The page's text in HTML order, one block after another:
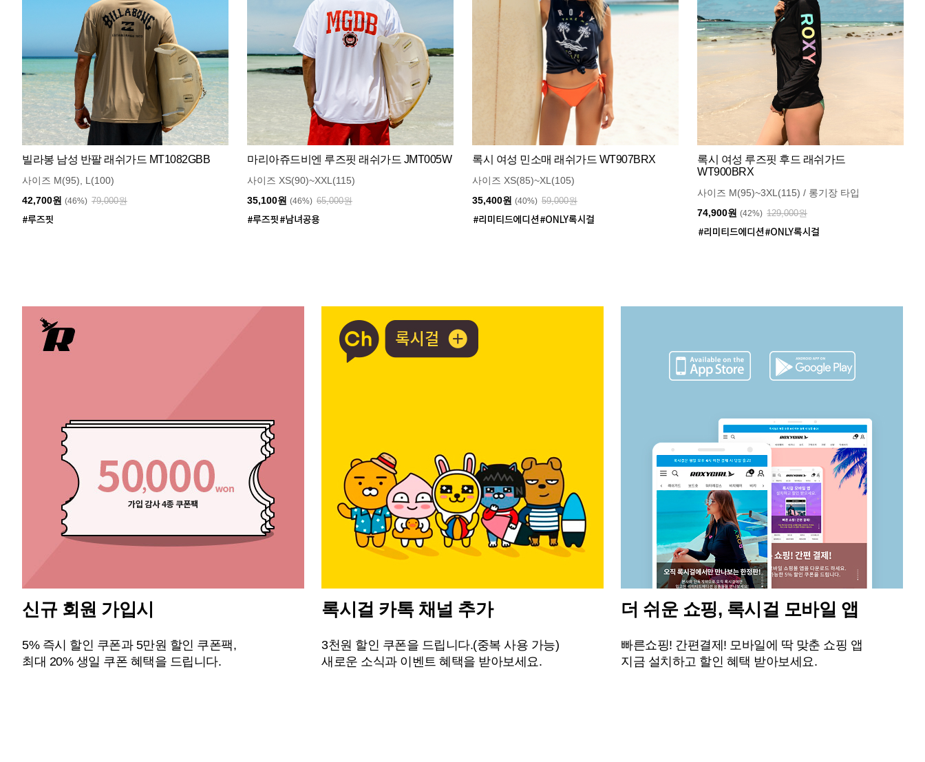
빌라봉 남성 반팔 래쉬가드 MT1082GBB
사이즈 M(95), L(100)
42,700원 (46%) 79,000원
마리아쥬드비엔 루즈핏 래쉬가드 JMT005W
사이즈 XS(90)~XXL(115)
35,100원 (46%) 65,000원
록시 여성 민소매 래쉬가드 WT907BRX
사이즈 XS(85)~XL(105)
35,400원 (40%) 59,000원
록시 여성 루즈핏 후드 래쉬가드
WT900BRX
사이즈 M(95)~3XL(115) / 롱기장 타입
74,900원 (42%) 129,000원
신규 회원 가입시
5% 즉시 할인 쿠폰과 5만원 할인 쿠폰팩,
최대 20% 생일 쿠폰 혜택을 드립니다.
록시걸 카톡 채널 추가
3천원 할인 쿠폰을 드립니다.(중복 사용 가능)
새로운 소식과 이벤트 혜택을 받아보세요.
더 쉬운 쇼핑, 록시걸 모바일 앱
빠른쇼핑! 간편결제! 모바일에 딱 맞춘 쇼핑 앱
지금 설치하고 할인 혜택 받아보세요.